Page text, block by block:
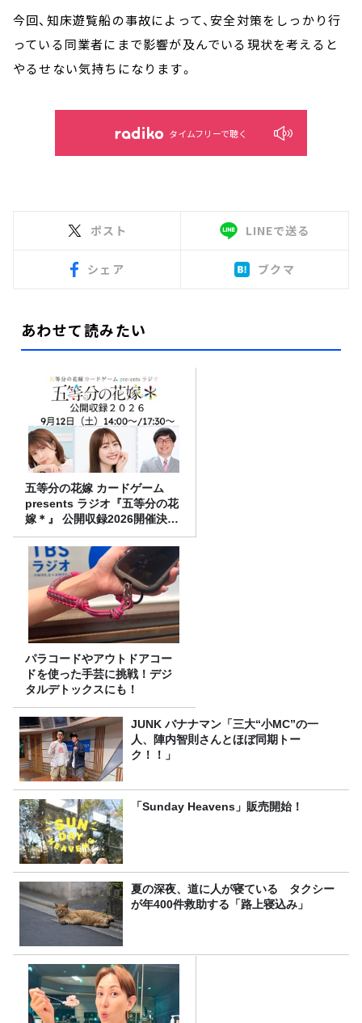
今回、知床遊覧船の事故によって、安全対策をしっかり行
っている同業者にまで影響が及んでいる現状を考えると
やるせない気持ちになります。
タイムフリーで聴く
ポスト LINEで送る
シェア ブクマ
あわせて読みたい
五等分の花嫁 カードゲーム
presents ラジオ『五等分の花
嫁＊』 公開収録2026開催決
定！
パラコードやアウトドアコー
ドを使った手芸に挑戦！デジ
タルデトックスにも！
JUNK バナナマン「三大“小MC”の一
人、陣内智則さんとほぼ同期トー
ク！！」
「Sunday Heavens」販売開始！
夏の深夜、道に人が寝ている タクシー
が年400件救助する「路上寝込み」